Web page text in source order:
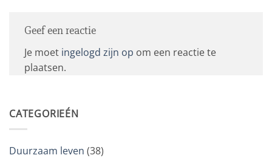
Geef een reactie
Je moet ingelogd zijn op om een reactie te
plaatsen.
CATEGORIEÉN
Duurzaam leven (38)